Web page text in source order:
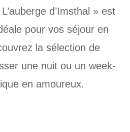
d’Imsthal » est
pour vos séjour en
la sélection de
une nuit ou un week-
en amoureux.